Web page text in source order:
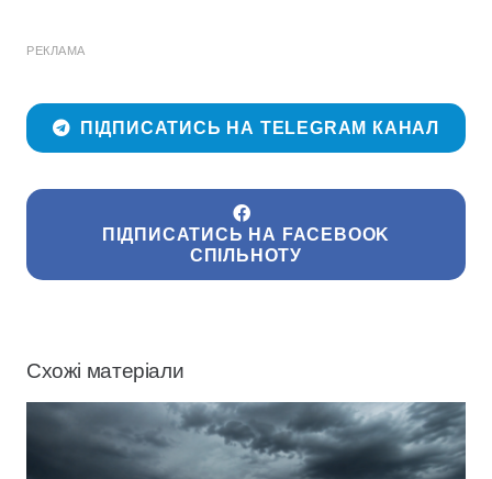
РЕКЛАМА
ПІДПИСАТИСЬ НА TELEGRAM КАНАЛ
ПІДПИСАТИСЬ НА FACEBOOK
СПІЛЬНОТУ
Схожі матеріали